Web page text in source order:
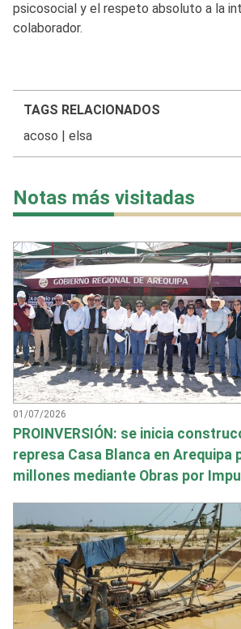
psicosocial y el respeto absoluto a la
colaborador.
TAGS RELACIONADOS
acoso
elsa
Notas más visitadas
01/07/2026
PROINVERSIÓN: se inicia
represa Casa Blanca en Arequipa
millones mediante Obras por